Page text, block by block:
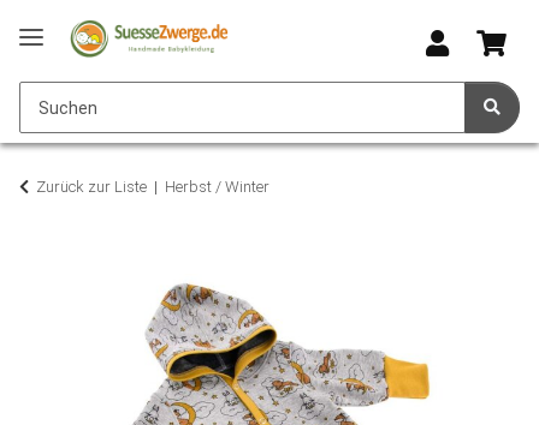
Zurück zur Liste Herbst / Winter